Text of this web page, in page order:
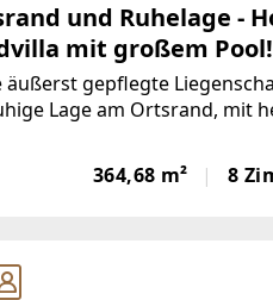
und Ruhelage -
mit großem
und einziehen!
äußerst gepflegte
Lage am Ortsrand, mit
Einfamilienhaus
von ca. 365 m²,
364,68 m² 8